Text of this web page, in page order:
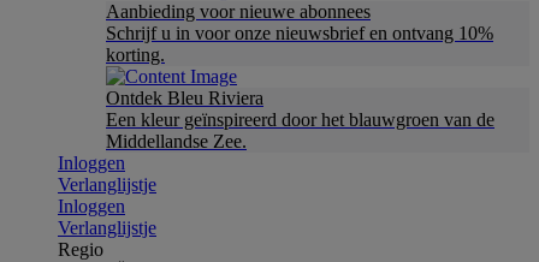
Aanbieding voor nieuwe abonnees
Schrijf u in voor onze nieuwsbrief en ontvang 10%
korting.
Ontdek Bleu Riviera
Een kleur geïnspireerd door het blauwgroen van de
Middellandse Zee.
Inloggen
Verlanglijstje
Inloggen
Verlanglijstje
Regio